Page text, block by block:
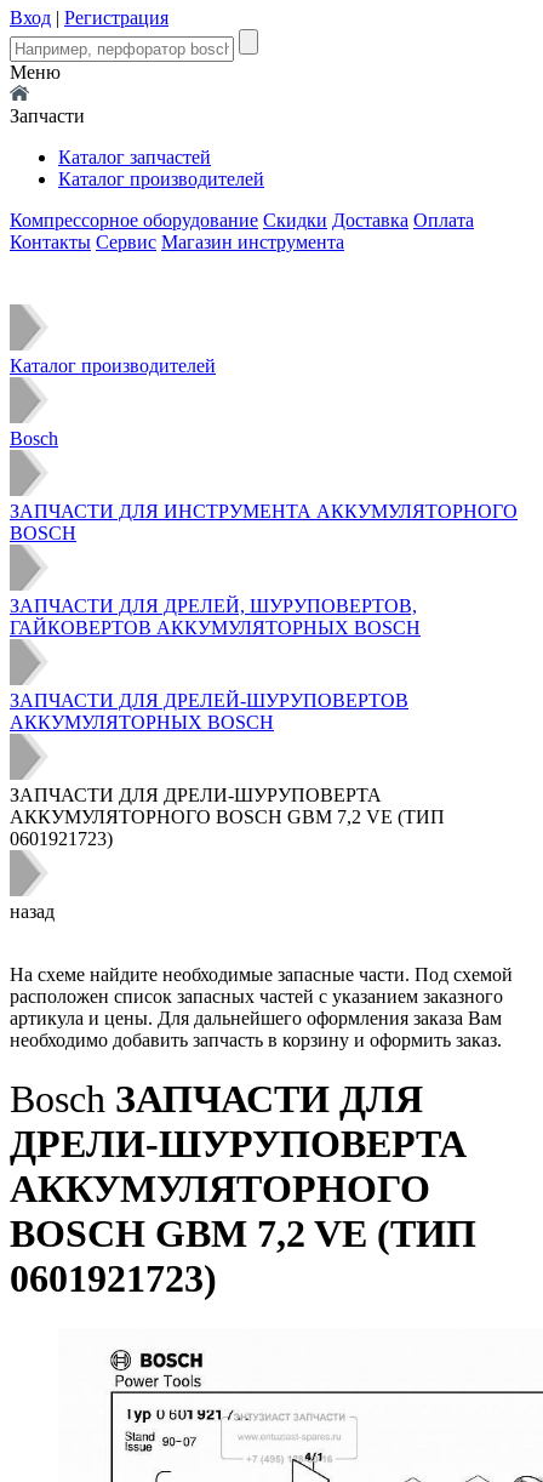
Вход | Регистрация
Меню
Запчасти
Каталог запчастей
Каталог производителей
Компрессорное оборудование Скидки Доставка Оплата
Контакты Сервис Магазин инструмента
Каталог производителей
Bosch
ЗАПЧАСТИ ДЛЯ ИНСТРУМЕНТА АККУМУЛЯТОРНОГО
BOSCH
ЗАПЧАСТИ ДЛЯ ДРЕЛЕЙ, ШУРУПОВЕРТОВ,
ГАЙКОВЕРТОВ АККУМУЛЯТОРНЫХ BOSCH
ЗАПЧАСТИ ДЛЯ ДРЕЛЕЙ-ШУРУПОВЕРТОВ
АККУМУЛЯТОРНЫХ BOSCH
ЗАПЧАСТИ ДЛЯ ДРЕЛИ-ШУРУПОВЕРТА
АККУМУЛЯТОРНОГО BOSCH GBM 7,2 VE (ТИП
0601921723)
назад
На схеме найдите необходимые запасные части. Под схемой
расположен список запасных частей с указанием заказного
артикула и цены. Для дальнейшего оформления заказа Вам
необходимо добавить запчасть в корзину и оформить заказ.
Bosch ЗАПЧАСТИ ДЛЯ
ДРЕЛИ-ШУРУПОВЕРТА
АККУМУЛЯТОРНОГО
BOSCH GBM 7,2 VE (ТИП
0601921723)